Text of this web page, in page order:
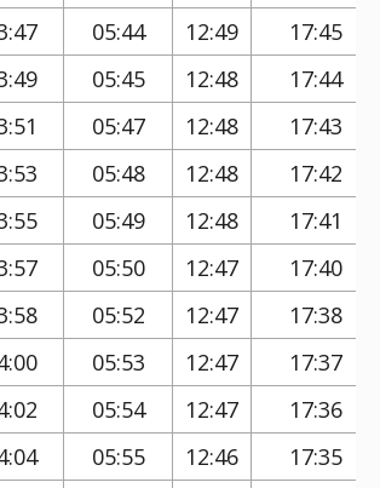
05:44 12:49
17:45
05:45 12:48
17:44
05:47 12:48
17:43
05:48 12:48
17:42
05:49 12:48
17:41
05:50 12:47
17:40
05:52 12:47
17:38
05:53 12:47
17:37
05:54 12:47
17:36
05:55 12:46 17:35